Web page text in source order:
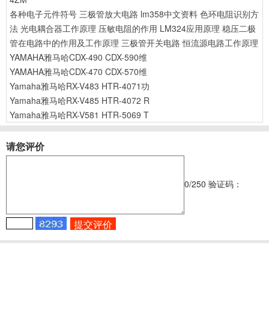
各种电子元件符号 三极管放大电路 lm358中文资料 色环电阻识别方
法 光电耦合器工作原理 压敏电阻的作用 LM324应用原理 稳压二极
管在电路中的作用及工作原理 三极管开关电路 恒流源电路工作原理
YAMAHA雅马哈CDX-490 CDX-590维
YAMAHA雅马哈CDX-470 CDX-570维
Yamaha雅马哈RX-V483 HTR-4071功
Yamaha雅马哈RX-V485 HTR-4072 R
Yamaha雅马哈RX-V581 HTR-5069 T
请您评价
0/250 验证码：